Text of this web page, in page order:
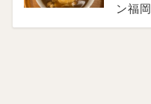
ン福岡